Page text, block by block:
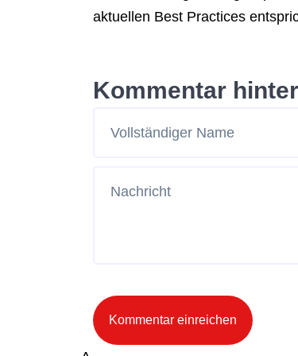
aktuellen Best Practices
Kommentar
Kommentar einreichen